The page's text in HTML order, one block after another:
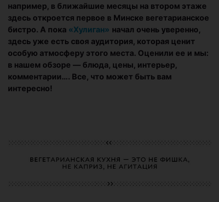
например, в ближайшие месяцы на втором этаже
здесь откроется первое в Минске вегетарианское
бистро. А пока «Хулиган» начал очень уверенно,
здесь уже есть своя аудитория, которая ценит
особую атмосферу этого места. Оценили ее и мы:
в нашем обзоре — блюда, цены, интерьер,
комментарии…. Все, что может быть вам
интересно!